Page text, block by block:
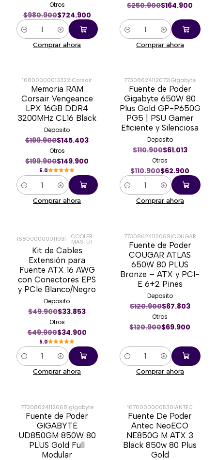
Otros
$980.900$724.900
Cantidad
Comprar ahora
$250.900$164.900
Cantidad
Comprar ahora
-25%
16800000013322|Corsair
Memoria RAM
Corsair Vengeance
LPX 16GB DDR4
3200MHz CL16 Black
Deposito
$199.900$145.403
Otros
$199.900$149.900
5.0
Cantidad
Comprar ahora
-43%
77308624112072|Gigabyte
Fuente de Poder
Gigabyte 650W 80
Plus Gold GP-P650G
PG5 | PSU Gamer
Eficiente y Silenciosa
Deposito
$110.900$61.013
Otros
$110.900$62.900
Cantidad
Comprar ahora
-30%
16800000001193| COOLER
MASTER
Kit de Cables
Extensión para
Fuente ATX 16 AWG
con Conectores EPS
y PCIe Blanco/Negro
Deposito
$49.900$33.853
Otros
$49.900$34.900
5.0
Cantidad
Comprar ahora
-42%
77308624112069|COUGAR
Fuente de Poder
COUGAR ATLAS
650W 80 PLUS
Bronze – ATX y PCI-
E 6+2 Pines
Deposito
$120.900$67.803
Otros
$120.900$69.900
Cantidad
Comprar ahora
-22%
77308624112068|gigabyte
Fuente de Poder
GIGABYTE
UD850GM 850W 80
PLUS Gold Full
Modular
-64%
1670000000530|ANTEC
Fuente De Poder
Antec NeoECO
NE850G M ATX 3
Black 850w 80 Plus
Gold